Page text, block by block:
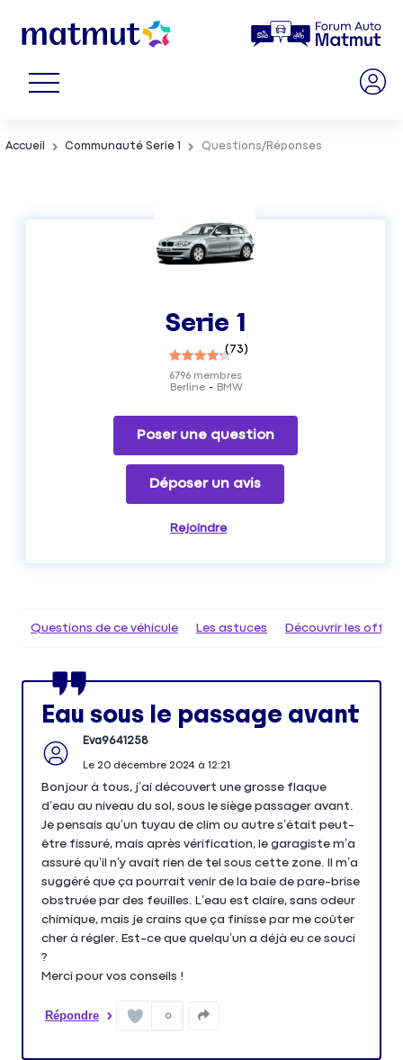
Accueil Communauté Serie 1 Questions/Réponses
Serie 1
(73)
Berline BMW
6796membres
Poser une question
Déposer un avis
Rejoindre
Questions de ce véhicule Les astuces Découvrir les
Eau sous le passage avant
Eva9641258
Le 20 décembre 2024à 12:21
Bonjour à tous, j’ai découvert une grosse flaque
d’eau au niveau du sol, sous le siège passager avant.
Je pensais qu’un tuyau de clim ou autre s’était peut-
être fissuré, mais après vérification, le garagiste m’a
assuré qu’il n’y avait rien de tel sous cette zone. Il m’a
suggéré que ça pourrait venir de la baie de pare-brise
obstruée par des feuilles. L’eau est claire, sans odeur
chimique, mais je crains que ça finisse par me coûter
cher à régler. Est-ce que quelqu’un a déjà eu ce souci
?
Merci pour vos conseils !
Répondre 0